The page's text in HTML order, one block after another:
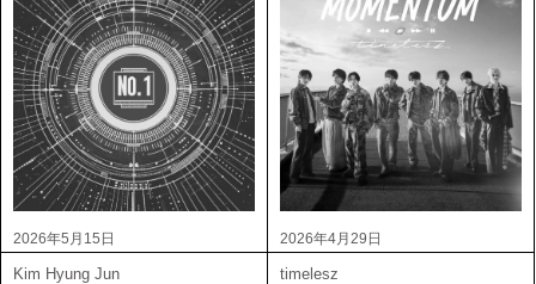
2026年5月15日
Kim Hyung Jun
2026年4月29日
timelesz